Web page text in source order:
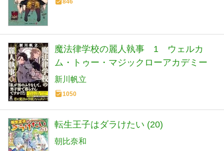
846
魔法律学校の麗人執事 1 ウェルカ
ム・トゥー・マジックローアカデミー
新川帆立
1050
転生王子はダラけたい (20)
朝比奈和